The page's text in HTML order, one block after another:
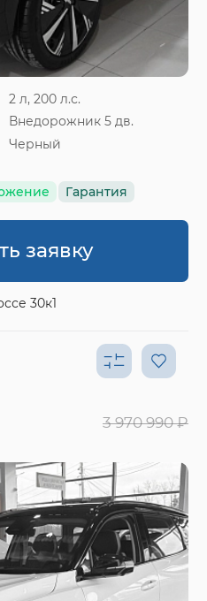
2 л, 200 л.с.
Внедорожник 5 дв.
Черный
Гарантия
заявку
30к1
3 970 990 ₽